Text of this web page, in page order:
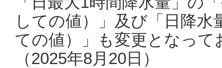
しての値）」及び「日降
ての値）」も変更となっ
（2025年8月20日）